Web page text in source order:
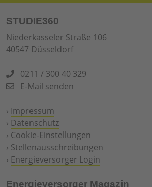
STUDIE360
Niederkasseler Straße 106
40547 Düsseldorf
0211 / 300 40 329
E-Mail senden
› Impressum
› Datenschutz
› Cookie-Einstellungen
› Stellenausschreibungen
› Energieversorger Login
Energieversorger Magazin